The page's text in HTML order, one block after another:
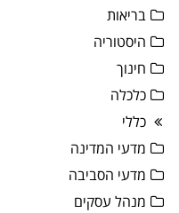
בריאות
היסטוריה
חינוך
כלכלה
כללי
מדעי המדינה
מדעי הסביבה
מנהל עסקים